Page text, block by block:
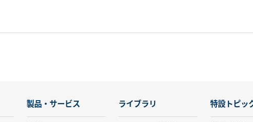
製品・サービス ライブラリ 特設トピッ